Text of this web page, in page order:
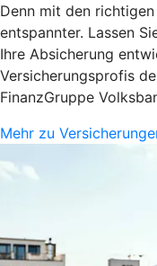
Denn mit den
entspannter. Lassen
Ihre Absicherung
Versicherungsprofis
FinanzGruppe
Mehr zu